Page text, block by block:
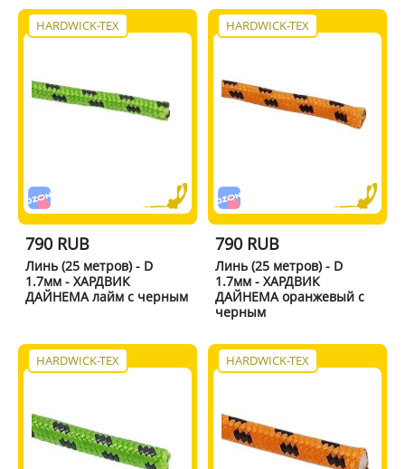
HARDWICK-TEX
790 RUB
Линь (25 метров) - D
1.7мм - ХАРДВИК
ДАЙНЕМА лайм с черным
HARDWICK-TEX
790 RUB
Линь (25 метров) - D
1.7мм - ХАРДВИК
ДАЙНЕМА оранжевый с
черным
HARDWICK-TEX HARDWICK-TEX